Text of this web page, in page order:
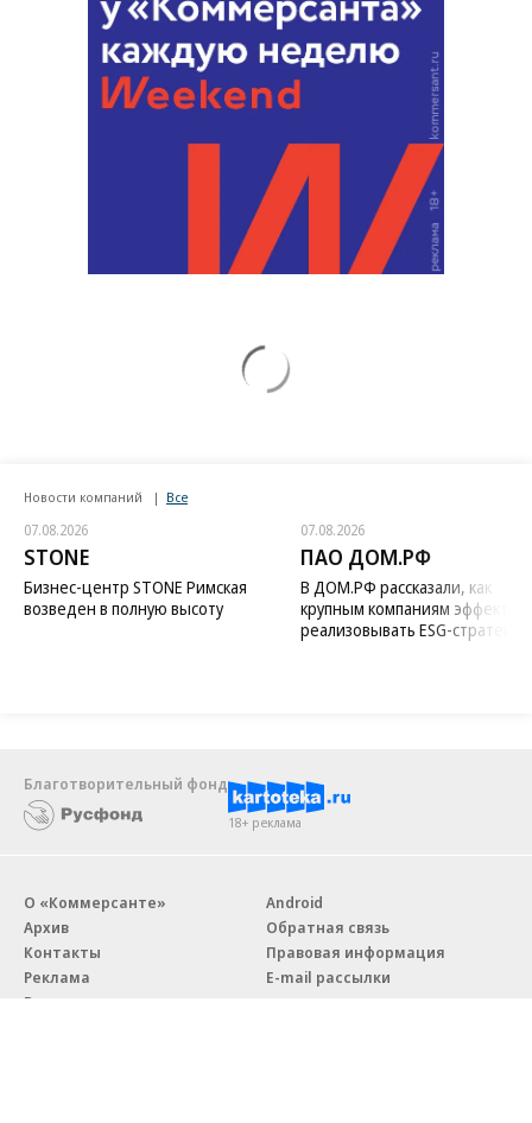
Новости компаний Все
07.08.2026
STONE
Бизнес-центр STONE Римская
возведен в полную высоту
07.08.2026
ПАО ДОМ.РФ
В ДОМ.РФ рассказали, как
крупным компаниям
реализовывать ESG-стратегию
Благотворительный фонд
18+ реклама
О «Коммерсанте»
Архив
Контакты
Реклама
Вакансии
Android
Обратная связь
Правовая информация
E-mail рассылки